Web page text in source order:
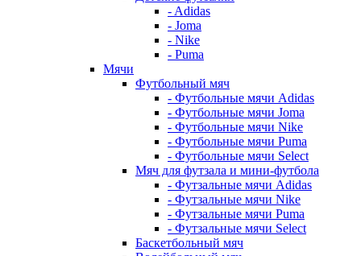
- Adidas
- Joma
- Nike
- Puma
Мячи
Футбольный мяч
- Футбольные мячи Adidas
- Футбольные мячи Joma
- Футбольные мячи Nike
- Футбольные мячи Puma
- Футбольные мячи Select
Мяч для футзала и мини-футбола
- Футзальные мячи Adidas
- Футзальные мячи Nike
- Футзальные мячи Puma
- Футзальные мячи Select
Баскетбольный мяч